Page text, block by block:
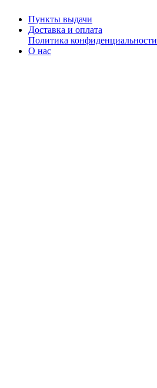
Пункты выдачи
Доставка и оплата
Политика конфиденциальности
О нас